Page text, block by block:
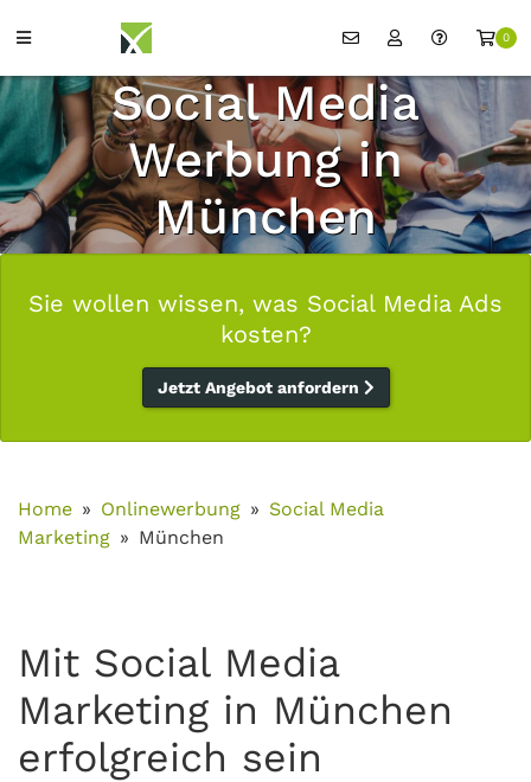
0
Social Media
Werbung in
München
Sie wollen wissen, was Social Media Ads
kosten?
Jetzt Angebot anfordern
Home Onlinewerbung
Social Media
Marketing
München
Mit Social Media
Marketing in München
erfolgreich sein